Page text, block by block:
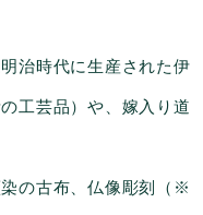
治時代に生産された伊
工芸品）や、嫁入り道
の古布、仏像彫刻（※